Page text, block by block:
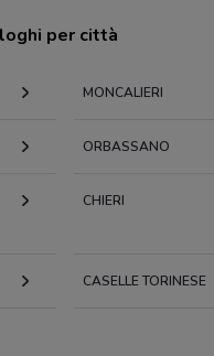
per città
MONCALIERI
ORBASSANO
CHIERI
CASELLE TORINESE